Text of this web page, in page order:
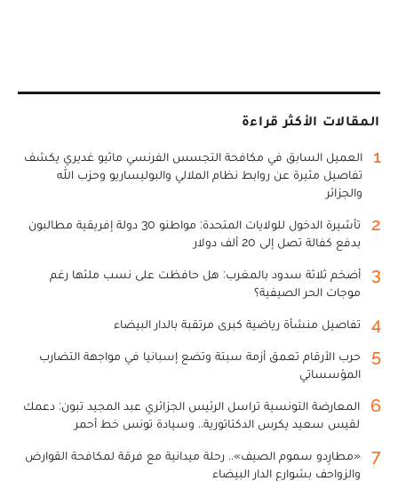
المقالات الأكثر قراءة
1
العميل السابق في مكافحة التجسس الفرنسي ماثيو غديري يكشف
تفاصيل مثيرة عن روابط نظام الملالي والبوليساريو وحزب الله
والجزائر
2
تأشيرة الدخول للولايات المتحدة: مواطنو 30 دولة إفريقية مطالبون
بدفع كفالة تصل إلى 20 ألف دولار
3
أضخم ثلاثة سدود بالمغرب: هل حافظت على نسب ملئها رغم
موجات الحر الصيفية؟
4 تفاصيل منشأة رياضية كبرى مرتقبة بالدار البيضاء
5
حرب الأرقام تعمق أزمة سبتة وتضع إسبانيا في مواجهة التضارب
المؤسساتي
6
المعارضة التونسية تراسل الرئيس الجزائري عبد المجيد تبون: دعمك
لقيس سعيد يكرس الدكتاتورية.. وسيادة تونس خط أحمر
7
«مطارِدو سموم الصيف».. رحلة ميدانية مع فرقة لمكافحة القوارض
والزواحف بشوارع الدار البيضاء